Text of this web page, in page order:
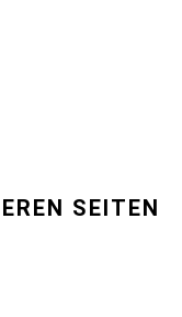
SEITEN